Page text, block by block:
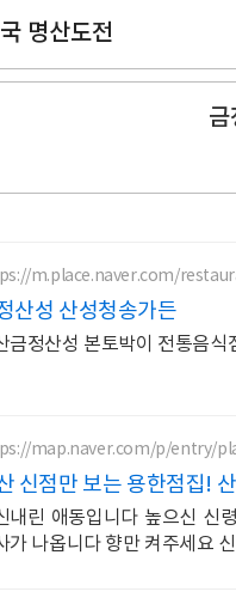
명산도전
금
m.place.naver.com/
산성 산성청송가든
금정산성 본토박이 전통음
map.naver.com/p/entry/
신점만 보는 용한점집!
내린 애동입니다 높으신 신
가 나옵니다 향만 켜주세요